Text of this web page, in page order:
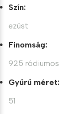
Szín:
ezüst
Finomság:
925 ródiumos
Gyűrű méret:
51